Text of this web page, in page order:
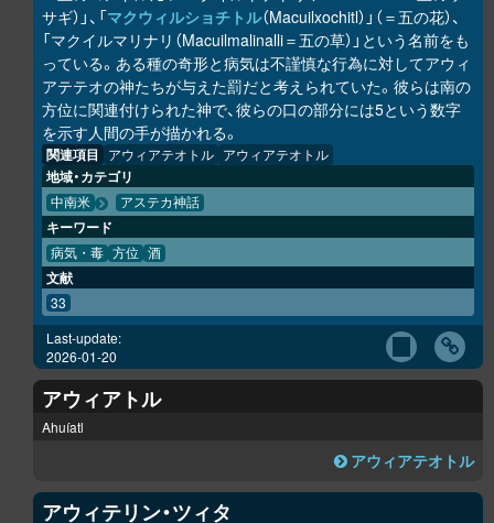
サギ）」、「マクウィルショチトル（Macuilxochitl）」（＝五の花）、
「マクイルマリナリ（Macuilmalinalli＝五の草）」という名前をも
っている。ある種の奇形と病気は不謹慎な行為に対してアウィ
アテテオの神たちが与えた罰だと考えられていた。彼らは南の
方位に関連付けられた神で、彼らの口の部分には5という数字
を示す人間の手が描かれる。
関連項目 アウィアテオトル アウィアテオトル
地域・カテゴリ
中南米 アステカ神話
キーワード
病気・毒 方位 酒
文献
33
Last-update:
2026-01-20
アウィアトル
Ahuíatl
アウィアテオトル
アウィテリン・ツィタ